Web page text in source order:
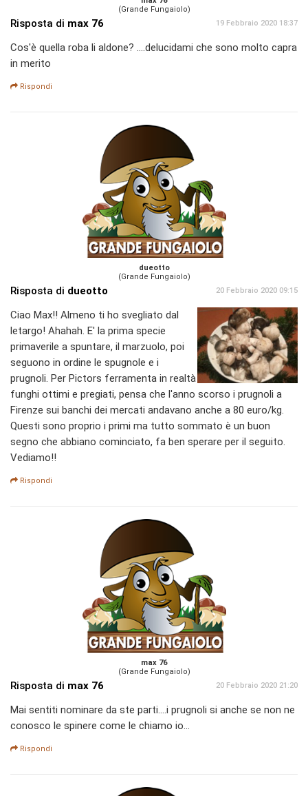
(Grande Fungaiolo)
Risposta di max 76 19 Febbraio 2020 18:37
Cos'è quella roba li aldone? ....delucidami che sono molto capra
in merito
Rispondi
dueotto
(Grande Fungaiolo)
Risposta di dueotto 20 Febbraio 2020 09:15
Ciao Max!! Almeno ti ho svegliato dal
letargo! Ahahah. E' la prima specie
primaverile a spuntare, il marzuolo, poi
seguono in ordine le spugnole e i
prugnoli. Per Pictors ferramenta in realtà
funghi ottimi e pregiati, pensa che l'anno scorso i prugnoli a
Firenze sui banchi dei mercati andavano anche a 80 euro/kg.
Questi sono proprio i primi ma tutto sommato è un buon
segno che abbiano cominciato, fa ben sperare per il seguito.
Vediamo!!
Rispondi
max 76
(Grande Fungaiolo)
Risposta di max 76 20 Febbraio 2020 21:20
Mai sentiti nominare da ste parti....i prugnoli si anche se non ne
conosco le spinere come le chiamo io...
Rispondi